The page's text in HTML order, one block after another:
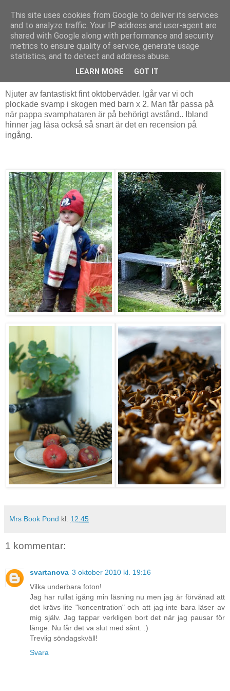
The Book Pond
söndag 3 oktober 2010
Njuter av fantastiskt fint oktoberväder. Igår var vi och
plockade svamp i skogen med barn x 2. Man får passa på
när pappa svamphataren är på behörigt avstånd.. Ibland
hinner jag läsa också så snart är det en recension på
ingång.
Mrs Book Pond kl. 12:45
1 kommentar:
svartanova 3 oktober 2010 kl. 19:16
Vilka underbara foton!
Jag har rullat igång min läsning nu men jag är förvånad att
det krävs lite "koncentration" och att jag inte bara läser av
mig själv. Jag tappar verkligen bort det när jag pausar för
länge. Nu får det va slut med sånt. :)
Trevlig söndagskväll!
Svara
This site uses cookies from Google to deliver its services
and to analyze traffic. Your IP address and user-agent are
shared with Google along with performance and security
metrics to ensure quality of service, generate usage
statistics, and to detect and address abuse.
LEARN MORE GOT IT